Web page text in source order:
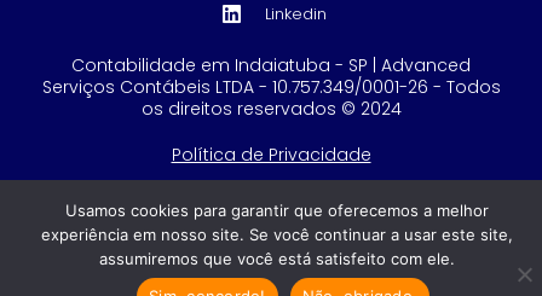
Linkedin
Contabilidade em Indaiatuba - SP | Advanced
Serviços Contábeis LTDA - 10.757.349/0001-26 - Todos
os direitos reservados © 2024
Política de Privacidade
Feito com
por GRUPO DPG
Usamos cookies para garantir que oferecemos a melhor
experiência em nosso site. Se você continuar a usar este site,
assumiremos que você está satisfeito com ele.